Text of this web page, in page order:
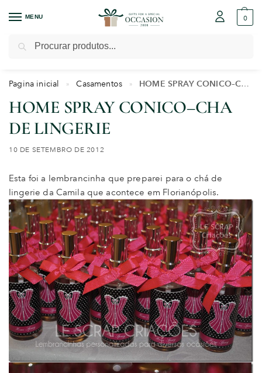
MENU 0
Pagina inicial » Casamentos » HOME SPRAY CONICO–CHA DE LINGERIE
HOME SPRAY CONICO–CHA
DE LINGERIE
10 DE SETEMBRO DE 2012
Esta foi a lembrancinha que preparei para o chá de
lingerie da Camila que acontece em Florianópolis.